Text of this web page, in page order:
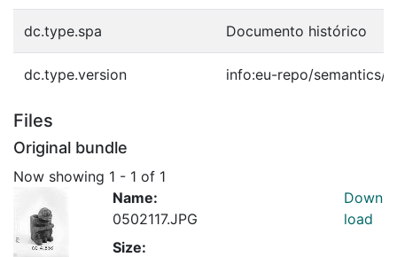
dc.type.spa Documento histórico
dc.type.version info:eu-repo/semantics/
Files
Original bundle
Now showing 1 - 1 of 1
Name:
0502117.JPG
Size:
Down
load